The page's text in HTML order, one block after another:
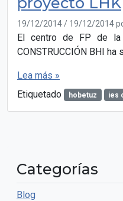
19/12/2014 / 19/12/2014
El centro de FP de la
CONSTRUCCIÓN BHI
Lea más »
Etiquetado
hobetuz ies
Categorías
Blog